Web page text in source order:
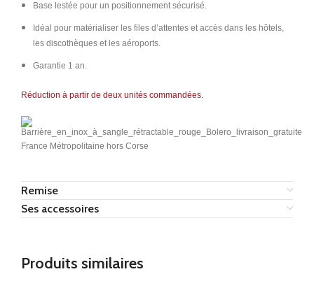
Base lestée pour un positionnement sécurisé.
Idéal pour matérialiser les files d’attentes et accès dans les hôtels,
les discothèques et les aéroports.
Garantie 1 an.
Réduction à partir de deux unités commandées.
France Métropolitaine hors Corse
Remise
Ses accessoires
Produits similaires